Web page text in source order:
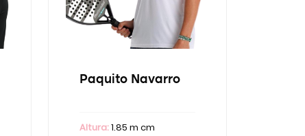
Paquito Navarro
Altura:1.85 m cm